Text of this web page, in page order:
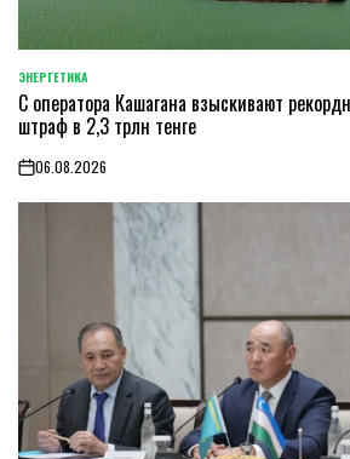
POSTED
IN
ЭНЕРГЕТИКА
С оператора Кашагана взыскивают
штраф в 2,3 трлн тенге
on06.08.2026